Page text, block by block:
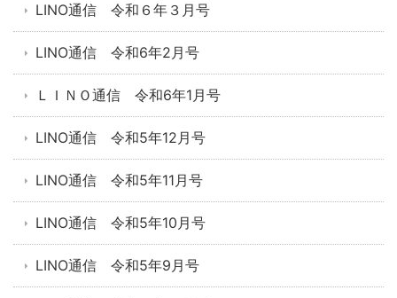
LINO通信 令和６年３月号
LINO通信 令和6年2月号
ＬＩＮＯ通信 令和6年1月号
LINO通信 令和5年12月号
LINO通信 令和5年11月号
LINO通信 令和5年10月号
LINO通信 令和5年9月号